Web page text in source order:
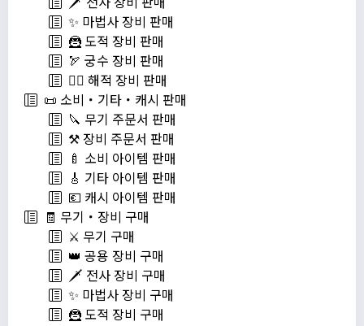
✨ 마법사 장비 판매
🦹 도적 장비 판매
🏹 궁수 장비 판매
🏴‍☠️ 해적 장비 판매
📜 소비・기타・캐시 판매
🔪 무기 주문서 판매
⚒️ 장비 주문서 판매
🍼 소비 아이템 판매
🎸 기타 아이템 판매
💶 캐시 아이템 판매
🧾 무기・장비 구매
⚔️ 무기 구매
👑 공용 장비 구매
🗡️ 전사 장비 구매
✨ 마법사 장비 구매
🦹 도적 장비 구매